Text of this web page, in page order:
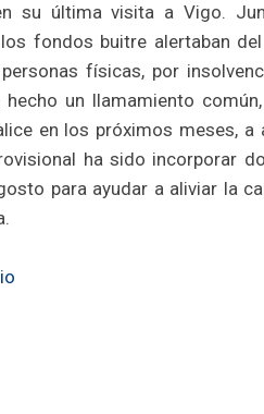
su última visita a Vigo.
fondos buitre alertaban
físicas, por
un llamamiento
en los próximos meses, a
ha sido incorporar
para ayudar a aliviar la